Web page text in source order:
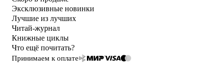
Эксклюзивные новинки
Лучшие из лучших
Читай-журнал
Книжные циклы
Что ещё почитать?
Принимаем к оплате